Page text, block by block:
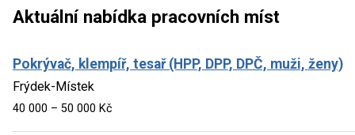
Aktuální nabídka pracovních míst
Pokrývač, klempíř, tesař (HPP, DPP, DPČ, muži, ženy)
Frýdek-Místek
40 000 – 50 000 Kč